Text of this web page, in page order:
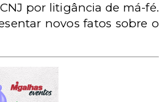
por litigância de má-fé.
novos fatos sobre o